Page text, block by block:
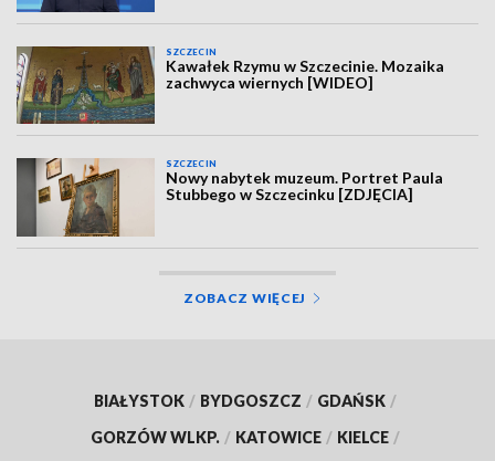
SZCZECIN
Kawałek Rzymu w Szczecinie. Mozaika
zachwyca wiernych [WIDEO]
SZCZECIN
Nowy nabytek muzeum. Portret Paula
Stubbego w Szczecinku [ZDJĘCIA]
ZOBACZ WIĘCEJ
BIAŁYSTOK / BYDGOSZCZ / GDAŃSK /
GORZÓW WLKP. / KATOWICE / KIELCE /